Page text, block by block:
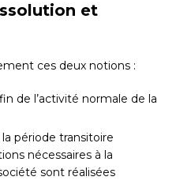
et
ces deux notions :
de l’activité normale de la
période transitoire
nécessaires à la
sont réalisées